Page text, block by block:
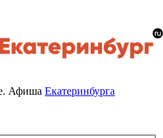
Афиша Екатеринбурга